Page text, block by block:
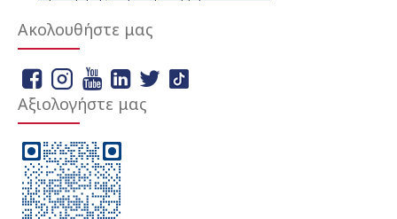
Ακολουθήστε μας
Αξιολογήστε μας